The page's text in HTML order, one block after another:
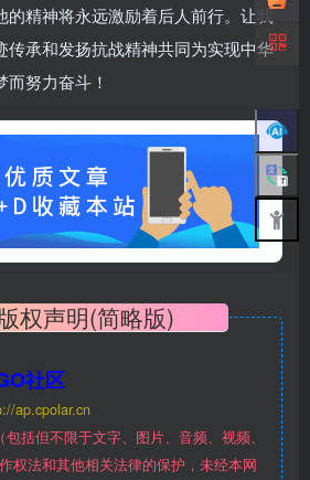
的精神将永远激励着后人前行。让我
传承和发扬抗战精神共同为实现中华
努力奋斗！
权声明(简略版)
社区
ap.cpolar.cn
括但不限于文字、图片、音频、视频、
权法和其他相关法律的保护，未经本网